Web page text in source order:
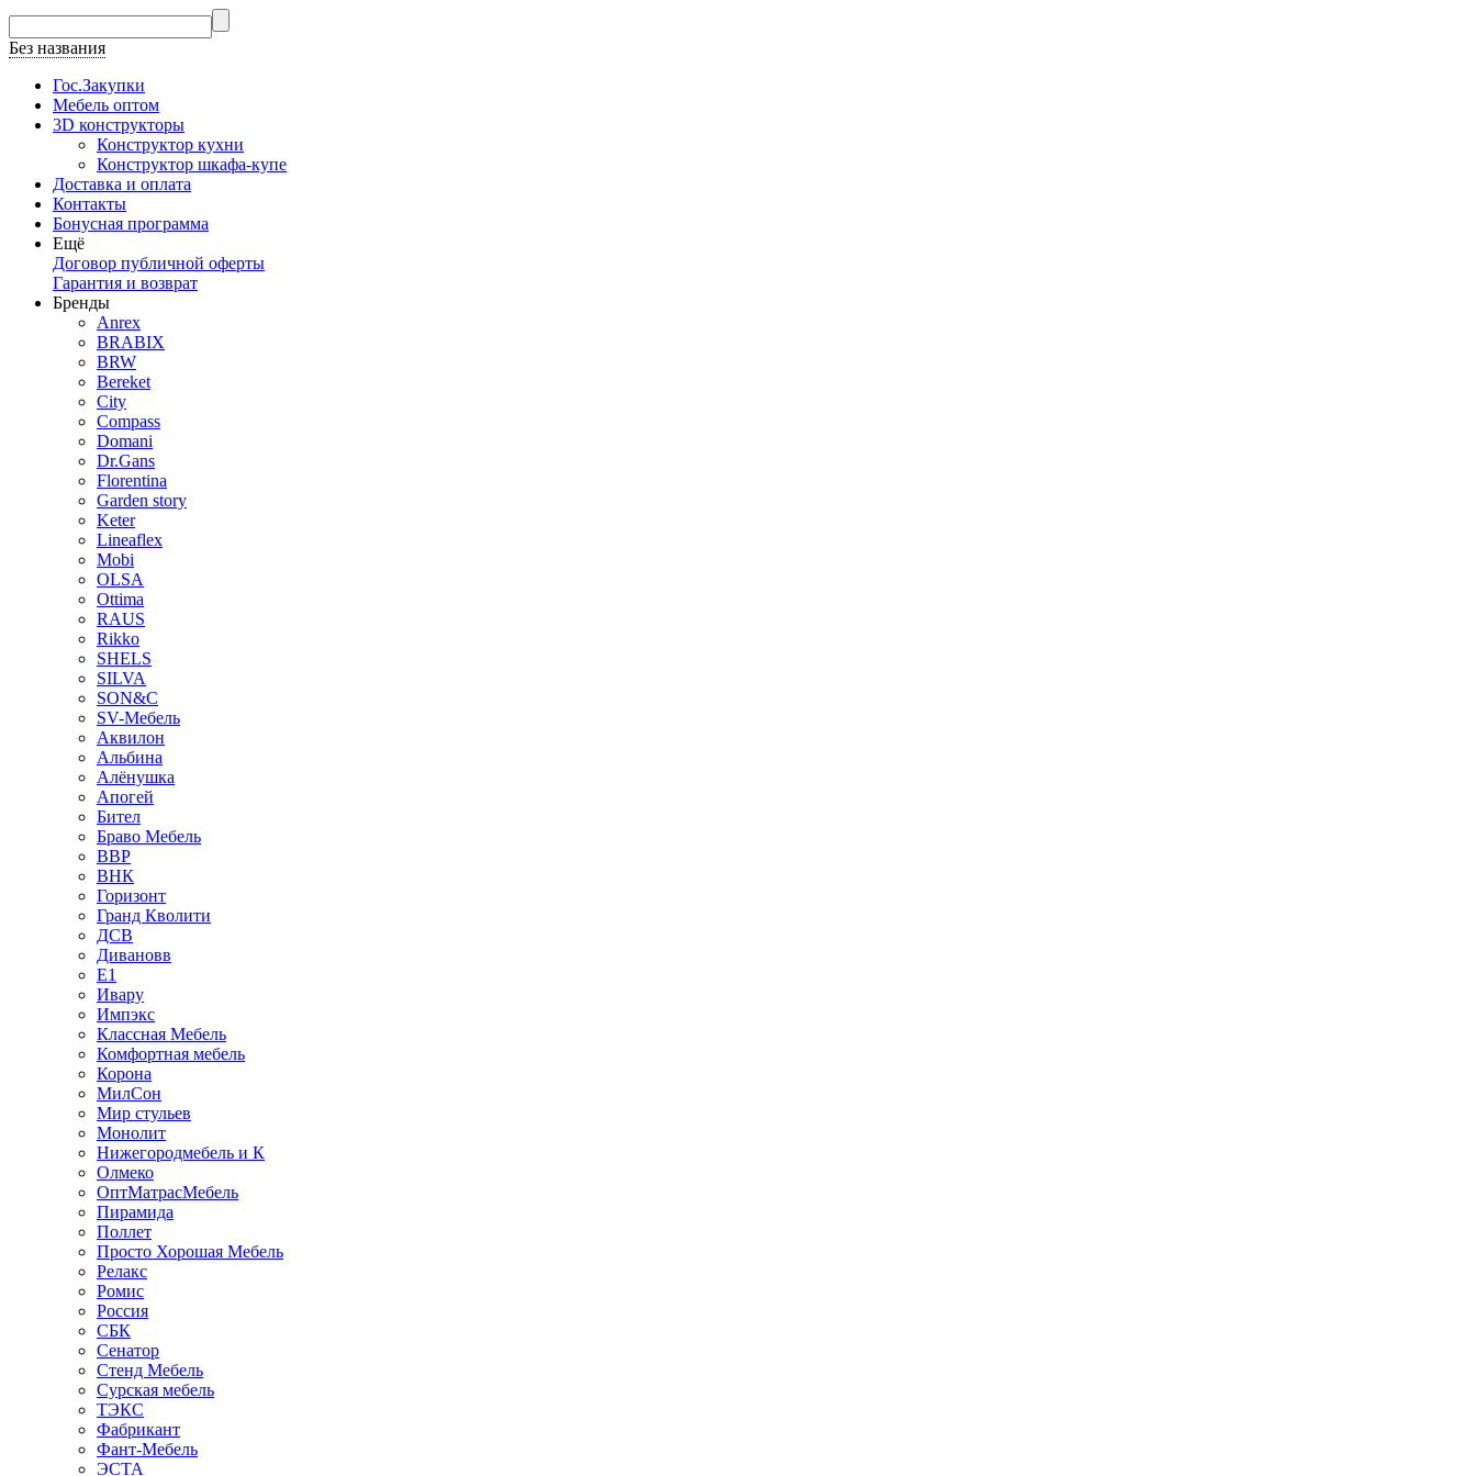
Без названия
Гос.Закупки
Мебель оптом
3D конструкторы
Конструктор кухни
Конструктор шкафа-купе
Доставка и оплата
Контакты
Бонусная программа
Ещё
Договор публичной оферты
Гарантия и возврат
Бренды
Anrex
BRABIX
BRW
Bereket
City
Compass
Domani
Dr.Gans
Florentina
Garden story
Keter
Lineaflex
Mobi
OLSA
Ottima
RAUS
Rikko
SHELS
SILVA
SON&C
SV-Мебель
Аквилон
Альбина
Алёнушка
Апогей
Бител
Браво Мебель
ВВР
ВНК
Горизонт
Гранд Кволити
ДСВ
Дивановв
Е1
Ивару
Импэкс
Классная Мебель
Комфортная мебель
Корона
МилСон
Мир стульев
Монолит
Нижегородмебель и К
Олмеко
ОптМатрасМебель
Пирамида
Поллет
Просто Хорошая Мебель
Релакс
Ромис
Россия
СБК
Сенатор
Стенд Мебель
Сурская мебель
ТЭКС
Фабрикант
Фант-Мебель
ЭСТА